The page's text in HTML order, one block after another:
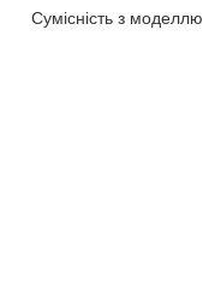
Сумісність з моделлю